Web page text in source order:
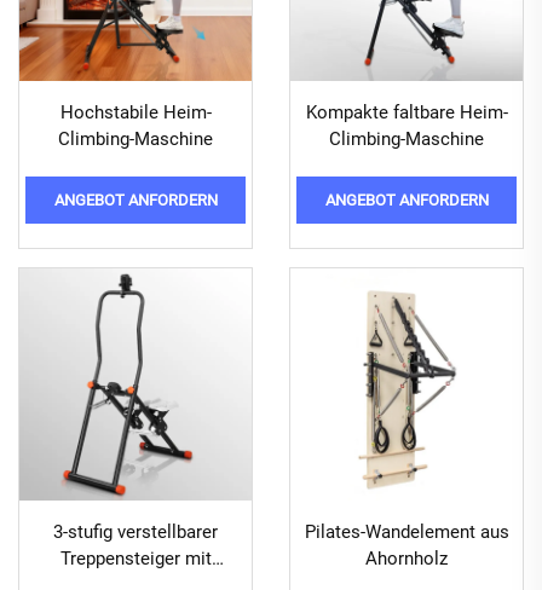
Hochstabile Heim-
Climbing-Maschine
ANGEBOT ANFORDERN
Kompakte faltbare Heim-
Climbing-Maschine
ANGEBOT ANFORDERN
3-stufig verstellbarer
Treppensteiger mit
Pilates-Wandelement aus
Ahornholz